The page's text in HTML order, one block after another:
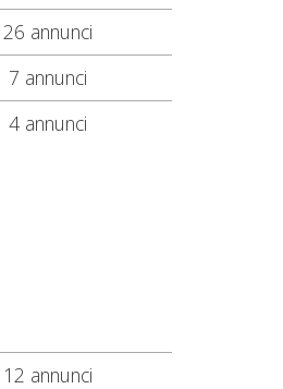
26 annunci
7 annunci
4 annunci
12 annunci